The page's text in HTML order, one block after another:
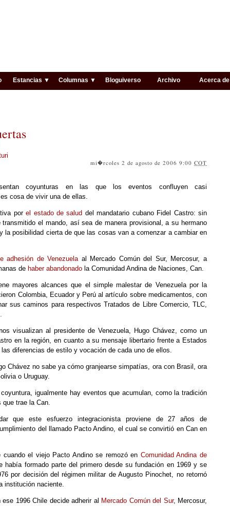
Estancias ▼ Columnas ▼ Bloguiverso Archivo Acerca de
mi�rcoles 2 de agosto de 2006 9:00COT
coyunturas en las que los eventos confluyen casi
cosa de vivir una de ellas.
porel estado de salud del mandatario cubano Fidel Castro: sin
transmitido el mando, así sea de manera provisional, a su hermano
la posibilidad cierta de que las cosas van a comenzar a cambiar en
adhesión de Venezuelaal Mercado Común del Sur, Mercosur, a
de haber abandonado la Comunidad Andina de Naciones, Can.
mayores alcances que el simple malestar de Venezuela por la
Colombia, Ecuador y Perú al artículo sobre medicamentos, con
sus caminos para respectivos Tratados de Libre Comercio, TLC,
visualizan al presidente de Venezuela, Hugo Chávez, como un
en la región, en cuanto a su mensaje libertario frente a Estados
diferencias de estilo y vocación de cada uno de ellos.
Chávez no sabe ya cómo granjearse simpatías, ora con Brasil, ora
o Uruguay.
igualmente hay eventos que acumulan, como la tradición
que trae la Can.
que este esfuerzo integracionista proviene de 27 años de
del llamado Pacto Andino, el cual se convirtió en Can en
cuando el viejo Pacto Andino se remozó en Comunidad Andina de
había formado parte del primero desde su fundación en 1969 y se
por decisión del régimen militar de Augusto Pinochet, no retornó
institución naciente.
1996 Chile decide adherir al Mercado Común del Sur, Mercosur,